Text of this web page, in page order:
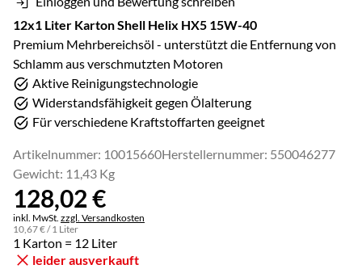
12x1 Liter Karton Shell Helix HX5 15W-40
Premium Mehrbereichsöl - unterstützt die Entfernung von
Schlamm aus verschmutzten Motoren
Aktive Reinigungstechnologie
Widerstandsfähigkeit gegen Ölalterung
Für verschiedene Kraftstoffarten geeignet
Artikelnummer: 10015660Herstellernummer: 550046277
Gewicht: 11,43 Kg
128,02€
Steuerhinweis:
inkl. MwSt. zzgl. Versandkosten
10,67€/ 1 Liter
1 Karton = 12 Liter
leider ausverkauft